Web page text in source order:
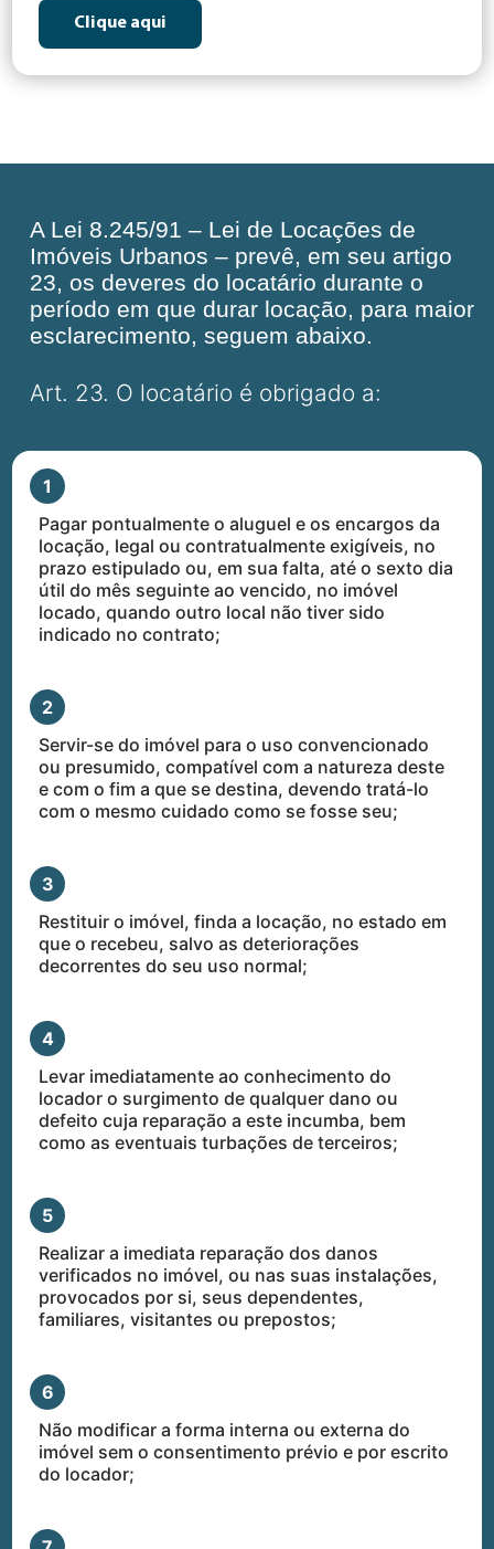
Clique aqui
A Lei 8.245/91 – Lei de Locações de
Imóveis Urbanos – prevê, em seu artigo
23, os deveres do locatário durante o
período em que durar locação, para maior
esclarecimento, seguem abaixo.
Art. 23. O locatário é obrigado a:
1
­Pagar pontualmente o aluguel e os encargos da
locação, legal ou contratualmente exigíveis, no
prazo estipulado ou, em sua falta, até o sexto dia
útil do mês seguinte ao vencido, no imóvel
locado, quando outro local não tiver sido
indicado no contrato;
2
Servir-se do imóvel para o uso convencionado
ou presumido, compatível com a natureza deste
e com o fim a que se destina, devendo tratá-lo
com o mesmo cuidado como se fosse seu;
3
Restituir o imóvel, finda a locação, no estado em
que o recebeu, salvo as deteriorações
decorrentes do seu uso normal;
4
Levar imediatamente ao conhecimento do
locador o surgimento de qualquer dano ou
defeito cuja reparação a este incumba, bem
como as eventuais turbações de terceiros;
5
­Realizar a imediata reparação dos danos
verificados no imóvel, ou nas suas instalações,
provocados por si, seus dependentes,
familiares, visitantes ou prepostos;
6
Não modificar a forma interna ou externa do
imóvel sem o consentimento prévio e por escrito
do locador;